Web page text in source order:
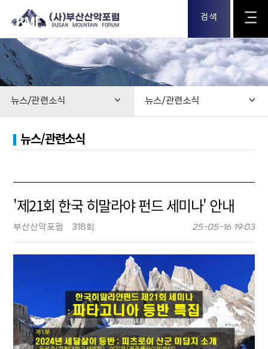
검색
뉴스/관련소식 뉴스/관련소식
뉴스/관련소식
'제21회 한국 히말라야 펀드 세미나' 안내
부산산악포럼 318회 25-05-16 19:03